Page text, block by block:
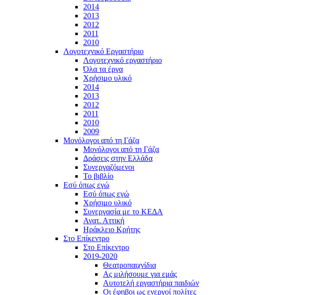
2014
2013
2012
2011
2010
Λογοτεχνικό Εργαστήριο
Λογοτεχνικό εργαστήριο
Όλα τα έργα
Χρήσιμο υλικό
2014
2013
2012
2011
2010
2009
Μονόλογοι από τη Γάζα
Μονόλογοι από τη Γάζα
Δράσεις στην Ελλάδα
Συνεργαζόμενοι
To βιβλίο
Εσύ όπως εγώ
Εσύ όπως εγώ
Χρήσιμο υλικό
Συνεργασία με το ΚΕΔΑ
Ανατ. Αττική
Ηράκλειο Κρήτης
Στο Επίκεντρο
Στο Επίκεντρο
2019-2020
Θεατροπαιχνίδια
Ας μιλήσουμε για εμάς
Αυτοτελή εργαστήρια παιδιών
Οι έφηβοι ως ενεργοί πολίτες